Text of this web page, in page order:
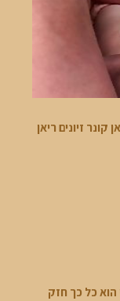
כל כך חזק